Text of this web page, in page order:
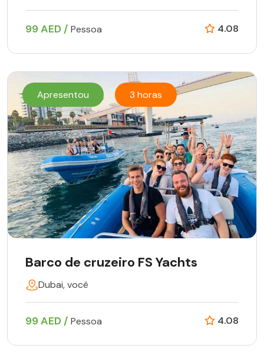
99 AED / Pessoa 4.08
Apresentou 3 horas
Barco de cruzeiro FS Yachts
Dubai, você
99 AED / Pessoa 4.08